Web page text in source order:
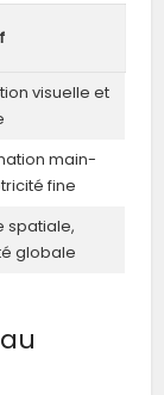
visuelle et
main-
fine
spatiale,
globale